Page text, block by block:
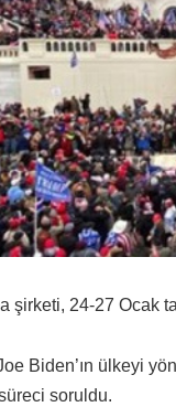
şirketi, 24-27 Ocak
Biden’ın ülkeyi
soruldu.